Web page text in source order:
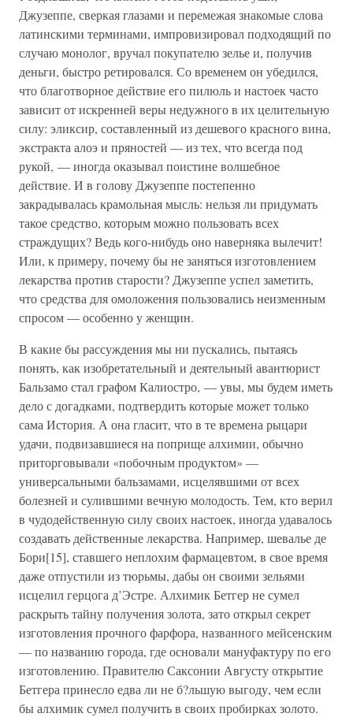
Джузеппе, сверкая глазами и перемежая знакомые слова
латинскими терминами, импровизировал подходящий по
случаю монолог, вручал покупателю зелье и, получив
деньги, быстро ретировался. Со временем он убедился,
что благотворное действие его пилюль и настоек часто
зависит от искренней веры недужного в их целительную
силу: эликсир, составленный из дешевого красного вина,
экстракта алоэ и пряностей — из тех, что всегда под
рукой, — иногда оказывал поистине волшебное
действие. И в голову Джузеппе постепенно
закрадывалась крамольная мысль: нельзя ли придумать
такое средство, которым можно пользовать всех
страждущих? Ведь кого-нибудь оно наверняка вылечит!
Или, к примеру, почему бы не заняться изготовлением
лекарства против старости? Джузеппе успел заметить,
что средства для омоложения пользовались неизменным
спросом — особенно у женщин.
В какие бы рассуждения мы ни пускались, пытаясь
понять, как изобретательный и деятельный авантюрист
Бальзамо стал графом Калиостро, — увы, мы будем иметь
дело с догадками, подтвердить которые может только
сама История. А она гласит, что в те времена рыцари
удачи, подвизавшиеся на поприще алхимии, обычно
приторговывали «побочным продуктом» —
универсальными бальзамами, исцелявшими от всех
болезней и сулившими вечную молодость. Тем, кто верил
в чудодейственную силу своих настоек, иногда удавалось
создавать действенные лекарства. Например, шевалье де
Бори[15], ставшего неплохим фармацевтом, в свое время
даже отпустили из тюрьмы, дабы он своими зельями
исцелил герцога д’Эстре. Алхимик Бетгер не сумел
раскрыть тайну получения золота, зато открыл секрет
изготовления прочного фарфора, названного мейсенским
— по названию города, где основали мануфактуру по его
изготовлению. Правителю Саксонии Августу открытие
Бетгера принесло едва ли не б?льшую выгоду, чем если
бы алхимик сумел получить в своих пробирках золото.